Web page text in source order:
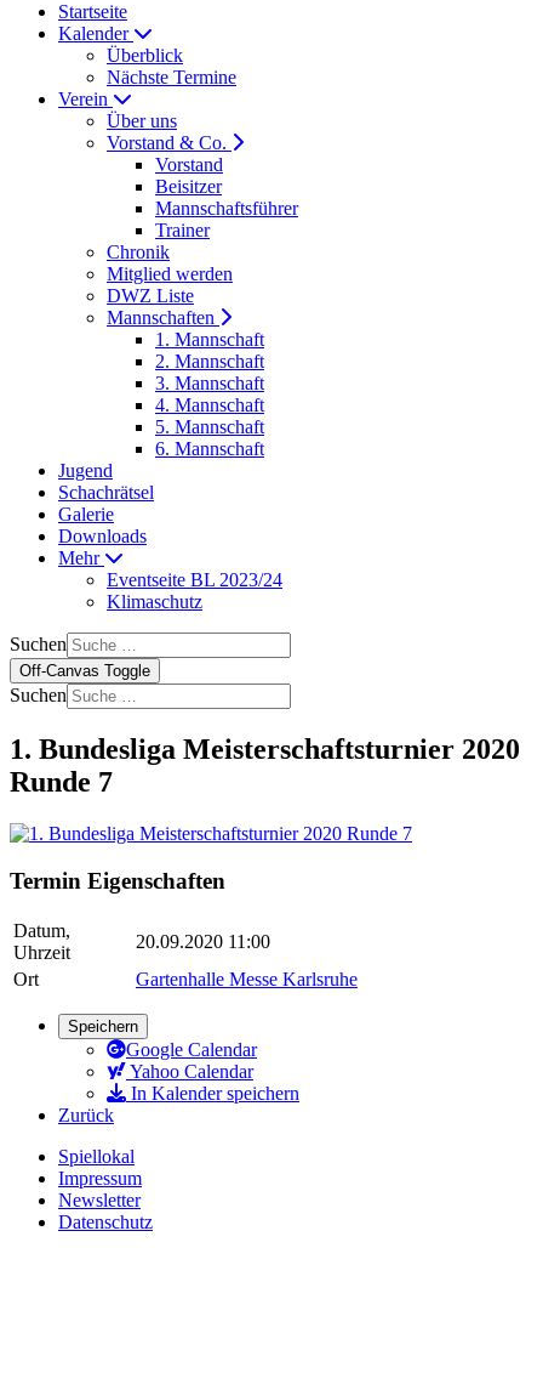
Startseite
Kalender
Überblick
Nächste Termine
Verein
Über uns
Vorstand & Co.
Vorstand
Beisitzer
Mannschaftsführer
Trainer
Chronik
Mitglied werden
DWZ Liste
Mannschaften
1. Mannschaft
2. Mannschaft
3. Mannschaft
4. Mannschaft
5. Mannschaft
6. Mannschaft
Jugend
Schachrätsel
Galerie
Downloads
Mehr
Eventseite BL 2023/24
Klimaschutz
Suchen
Off-Canvas Toggle
Suchen
1. Bundesliga Meisterschaftsturnier 2020
Runde 7
Termin Eigenschaften
Datum,
Uhrzeit
20.09.2020 11:00
Ort
Gartenhalle Messe Karlsruhe
Speichern
Google Calendar
Yahoo Calendar
In Kalender speichern
Zurück
Spiellokal
Impressum
Newsletter
Datenschutz